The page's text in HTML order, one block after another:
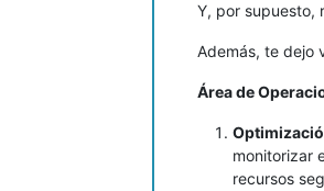
Y, por supuesto,
Además, te dejo
Área de
monitorizar
recursos